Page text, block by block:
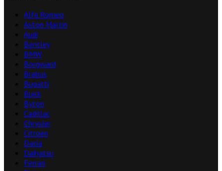
Alfa Romeo
Aston Martin
Audi
Bentley
BMW
Borgward
Brabus
Bugatti
Buick
Byton
Cadillac
Chrysler
Citroën
Dacia
Daihatsu
Ferrari